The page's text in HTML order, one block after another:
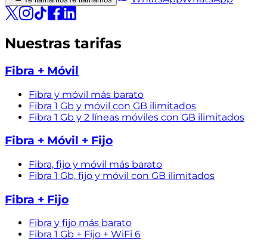
Nuestras tarifas
Fibra + Móvil
Fibra y móvil más barato
Fibra 1 Gb y móvil con GB ilimitados
Fibra 1 Gb y 2 líneas móviles con GB ilimitados
Fibra + Móvil + Fijo
Fibra, fijo y móvil más barato
Fibra 1 Gb, fijo y móvil con GB ilimitados
Fibra + Fijo
Fibra y fijo más barato
Fibra 1 Gb + Fijo + WiFi 6